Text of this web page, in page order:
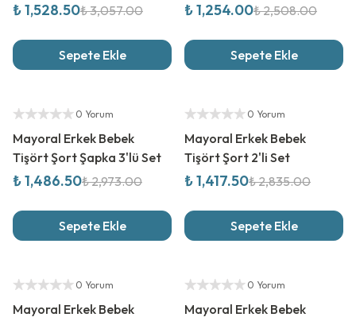
₺ 1,528.50₺ 3,057.00
Sepete Ekle
₺ 1,254.00₺ 2,508.00
Sepete Ekle
Yetkili Satıcı
0 Yorum
Mayoral Erkek Bebek
Tişört Şort Şapka 3'lü Set
₺ 1,486.50₺ 2,973.00
Sepete Ekle
Yetkili Satıcı
0 Yorum
Mayoral Erkek Bebek
Tişört Şort 2'li Set
₺ 1,417.50₺ 2,835.00
Sepete Ekle
Yetkili Satıcı
0 Yorum
Mayoral Erkek Bebek
Yetkili Satıcı
0 Yorum
Mayoral Erkek Bebek